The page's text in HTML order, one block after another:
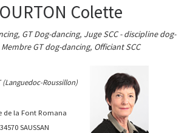
Colette
GT Dog-dancing, Juge SCC - discipline dog-
GT dog-dancing, Officiant SCC
(Languedoc-Roussillon)
de la Font Romana
34570 SAUSSAN